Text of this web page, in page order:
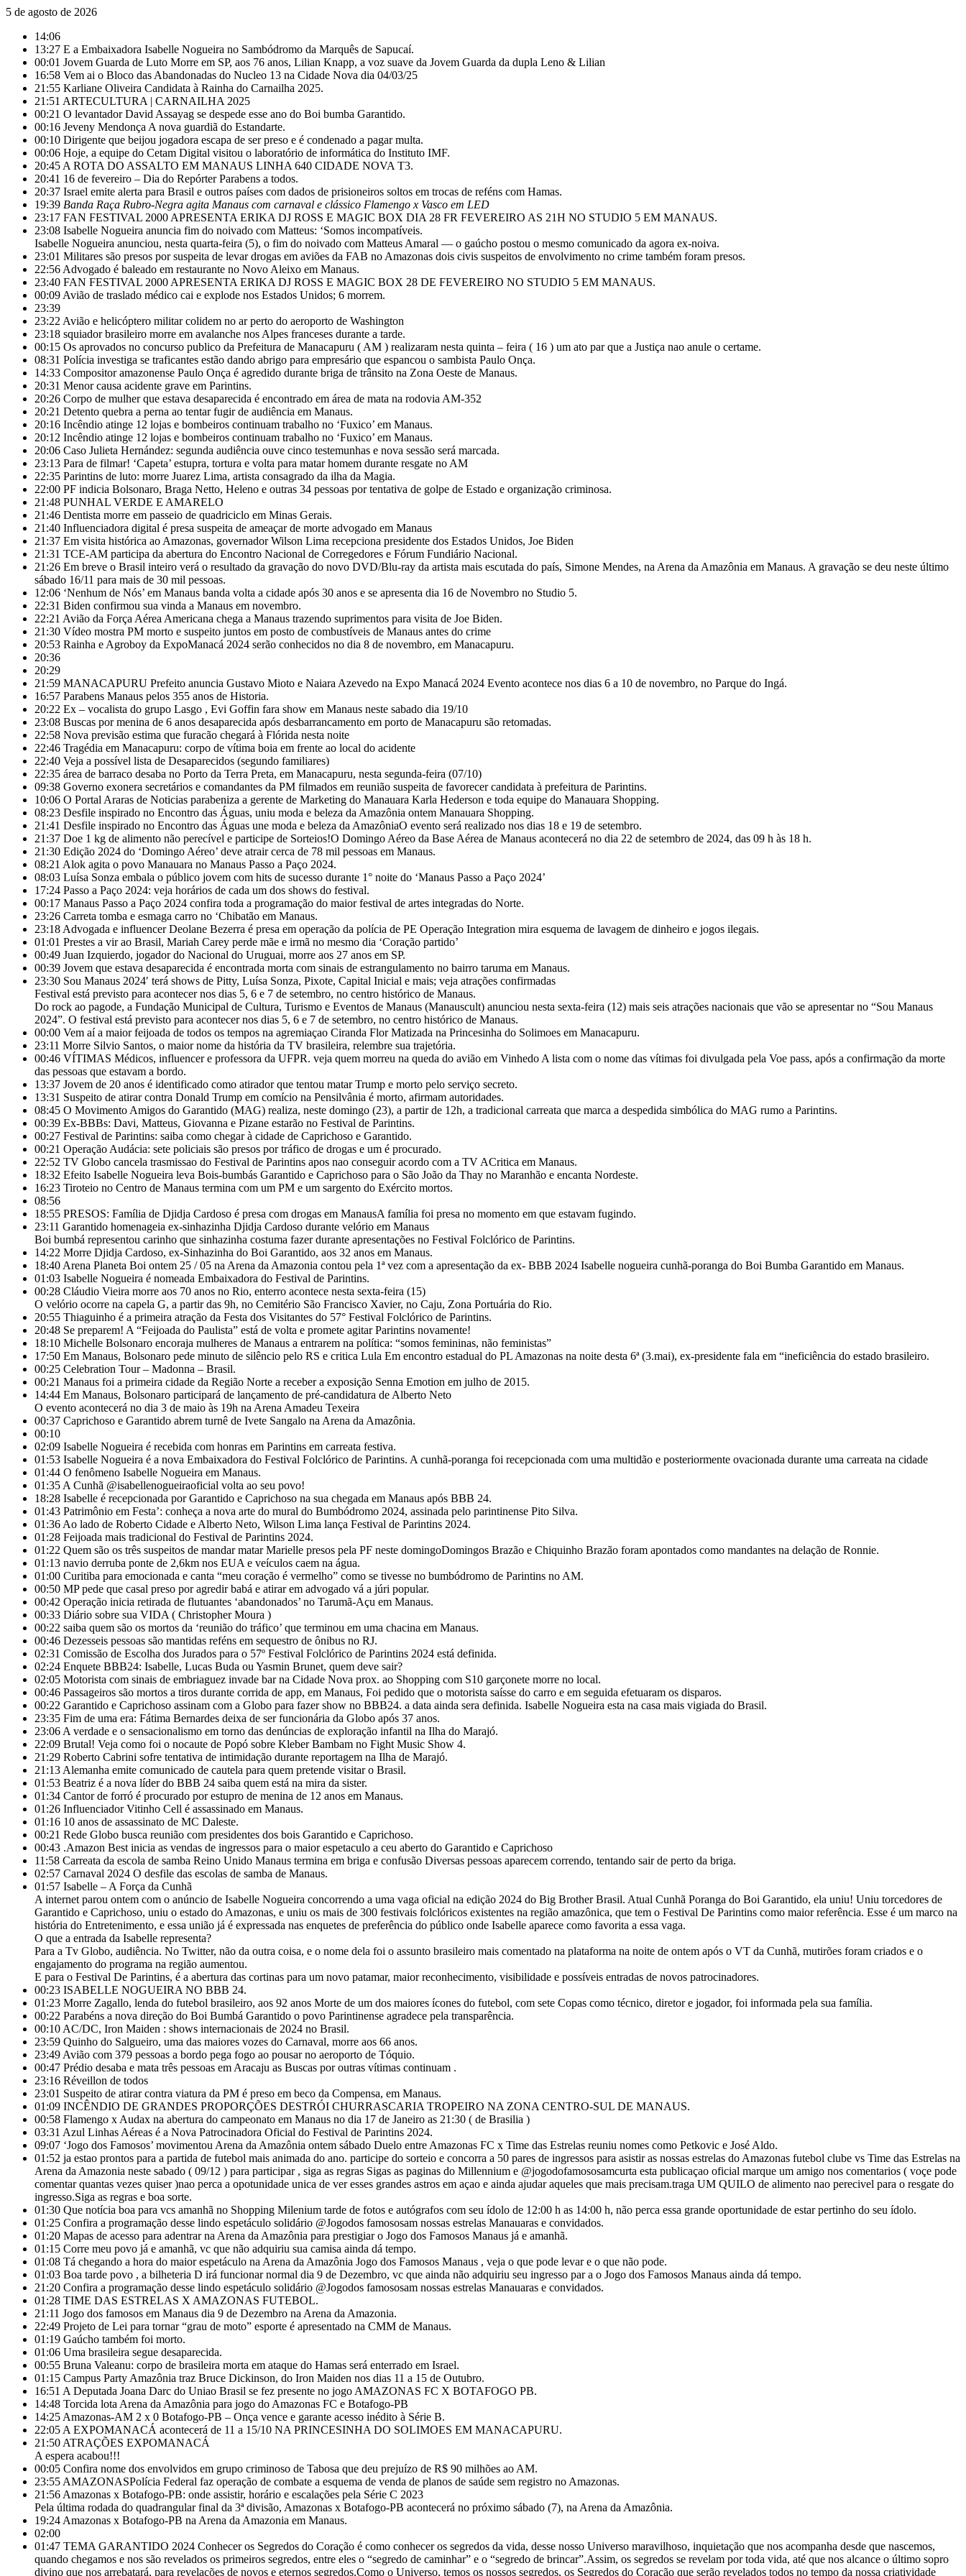
5 de agosto de 2026
14:06
13:27 E a Embaixadora Isabelle Nogueira no Sambódromo da Marquês de Sapucaí.
00:01 Jovem Guarda de Luto Morre em SP, aos 76 anos, Lilian Knapp, a voz suave da Jovem Guarda da dupla Leno & Lilian
16:58 Vem ai o Bloco das Abandonadas do Nucleo 13 na Cidade Nova dia 04/03/25
21:55 Karliane Oliveira Candidata à Rainha do Carnailha 2025.
21:51 ARTECULTURA | CARNAILHA 2025
00:21 O levantador David Assayag se despede esse ano do Boi bumba Garantido.
00:16 Jeveny Mendonça A nova guardiã do Estandarte.
00:10 Dirigente que beijou jogadora escapa de ser preso e é condenado a pagar multa.
00:06 Hoje, a equipe do Cetam Digital visitou o laboratório de informática do Instituto IMF.
20:45 A ROTA DO ASSALTO EM MANAUS LINHA 640 CIDADE NOVA T3.
20:41 16 de fevereiro – Dia do Repórter Parabens a todos.
20:37 Israel emite alerta para Brasil e outros países com dados de prisioneiros soltos em trocas de reféns com Hamas.
19:39 Banda Raça Rubro-Negra agita Manaus com carnaval e clássico Flamengo x Vasco em LED
23:17 FAN FESTIVAL 2000 APRESENTA ERIKA DJ ROSS E MAGIC BOX DIA 28 FR FEVEREIRO AS 21H NO STUDIO 5 EM MANAUS.
23:08 Isabelle Nogueira anuncia fim do noivado com Matteus: ‘Somos incompatíveis.
Isabelle Nogueira anunciou, nesta quarta-feira (5), o fim do noivado com Matteus Amaral — o gaúcho postou o mesmo comunicado da agora ex-noiva.
23:01 Militares são presos por suspeita de levar drogas em aviões da FAB no Amazonas dois civis suspeitos de envolvimento no crime também foram presos.
22:56 Advogado é baleado em restaurante no Novo Aleixo em Manaus.
23:40 FAN FESTIVAL 2000 APRESENTA ERIKA DJ ROSS E MAGIC BOX 28 DE FEVEREIRO NO STUDIO 5 EM MANAUS.
00:09 Avião de traslado médico cai e explode nos Estados Unidos; 6 morrem.
23:39
23:22 Avião e helicóptero militar colidem no ar perto do aeroporto de Washington
23:18 squiador brasileiro morre em avalanche nos Alpes franceses durante a tarde.
00:15 Os aprovados no concurso publico da Prefeitura de Manacapuru ( AM ) realizaram nesta quinta – feira ( 16 ) um ato par que a Justiça nao anule o certame.
08:31 Polícia investiga se traficantes estão dando abrigo para empresário que espancou o sambista Paulo Onça.
14:33 Compositor amazonense Paulo Onça é agredido durante briga de trânsito na Zona Oeste de Manaus.
20:31 Menor causa acidente grave em Parintins.
20:26 Corpo de mulher que estava desaparecida é encontrado em área de mata na rodovia AM-352
20:21 Detento quebra a perna ao tentar fugir de audiência em Manaus.
20:16 Incêndio atinge 12 lojas e bombeiros continuam trabalho no ‘Fuxico’ em Manaus.
20:12 Incêndio atinge 12 lojas e bombeiros continuam trabalho no ‘Fuxico’ em Manaus.
20:06 Caso Julieta Hernández: segunda audiência ouve cinco testemunhas e nova sessão será marcada.
23:13 Para de filmar! ‘Capeta’ estupra, tortura e volta para matar homem durante resgate no AM
22:35 Parintins de luto: morre Juarez Lima, artista consagrado da ilha da Magia.
22:00 PF indicia Bolsonaro, Braga Netto, Heleno e outras 34 pessoas por tentativa de golpe de Estado e organização criminosa.
21:48 PUNHAL VERDE E AMARELO
21:46 Dentista morre em passeio de quadriciclo em Minas Gerais.
21:40 Influenciadora digital é presa suspeita de ameaçar de morte advogado em Manaus
21:37 Em visita histórica ao Amazonas, governador Wilson Lima recepciona presidente dos Estados Unidos, Joe Biden
21:31 TCE-AM participa da abertura do Encontro Nacional de Corregedores e Fórum Fundiário Nacional.
21:26 Em breve o Brasil inteiro verá o resultado da gravação do novo DVD/Blu-ray da artista mais escutada do país, Simone Mendes, na Arena da Amazônia em Manaus. A gravação se deu neste último
sábado 16/11 para mais de 30 mil pessoas.
12:06 ‘Nenhum de Nós’ em Manaus banda volta a cidade após 30 anos e se apresenta dia 16 de Novembro no Studio 5.
22:31 Biden confirmou sua vinda a Manaus em novembro.
22:21 Avião da Força Aérea Americana chega a Manaus trazendo suprimentos para visita de Joe Biden.
21:30 Vídeo mostra PM morto e suspeito juntos em posto de combustíveis de Manaus antes do crime
20:53 Rainha e Agroboy da ExpoManacá 2024 serão conhecidos no dia 8 de novembro, em Manacapuru.
20:36
20:29
21:59 MANACAPURU Prefeito anuncia Gustavo Mioto e Naiara Azevedo na Expo Manacá 2024 Evento acontece nos dias 6 a 10 de novembro, no Parque do Ingá.
16:57 Parabens Manaus pelos 355 anos de Historia.
20:22 Ex – vocalista do grupo Lasgo , Evi Goffin fara show em Manaus neste sabado dia 19/10
23:08 Buscas por menina de 6 anos desaparecida após desbarrancamento em porto de Manacapuru são retomadas.
22:58 Nova previsão estima que furacão chegará à Flórida nesta noite
22:46 Tragédia em Manacapuru: corpo de vítima boia em frente ao local do acidente
22:40 Veja a possível lista de Desaparecidos (segundo familiares)
22:35 área de barraco desaba no Porto da Terra Preta, em Manacapuru, nesta segunda-feira (07/10)
09:38 Governo exonera secretários e comandantes da PM filmados em reunião suspeita de favorecer candidata à prefeitura de Parintins.
10:06 O Portal Araras de Noticias parabeniza a gerente de Marketing do Manauara Karla Hederson e toda equipe do Manauara Shopping.
08:23 Desfile inspirado no Encontro das Águas, uniu moda e beleza da Amazônia ontem Manauara Shopping.
21:41 Desfile inspirado no Encontro das Águas une moda e beleza da AmazôniaO evento será realizado nos dias 18 e 19 de setembro.
21:37 Doe 1 kg de alimento não perecível e participe de Sorteios!​O Domingo Aéreo da Base Aérea de Manaus acontecerá no dia 22 de setembro de 2024, das 09 h às 18 h.
21:30 Edição 2024 do ‘Domingo Aéreo’ deve atrair cerca de 78 mil pessoas em Manaus.
08:21 Alok agita o povo Manauara no Manaus Passo a Paço 2024.
08:03 Luísa Sonza embala o público jovem com hits de sucesso durante 1° noite do ‘Manaus Passo a Paço 2024’
17:24 Passo a Paço 2024: veja horários de cada um dos shows do festival.
00:17 Manaus Passo a Paço 2024 confira toda a programação do maior festival de artes integradas do Norte.
23:26 Carreta tomba e esmaga carro no ‘Chibatão em Manaus.
23:18 Advogada e influencer Deolane Bezerra é presa em operação da polícia de PE Operação Integration mira esquema de lavagem de dinheiro e jogos ilegais.
01:01 Prestes a vir ao Brasil, Mariah Carey perde mãe e irmã no mesmo dia ‘Coração partido’
00:49 Juan Izquierdo, jogador do Nacional do Uruguai, morre aos 27 anos em SP.
00:39 Jovem que estava desaparecida é encontrada morta com sinais de estrangulamento no bairro taruma em Manaus.
23:30 Sou Manaus 2024′ terá shows de Pitty, Luísa Sonza, Pixote, Capital Inicial e mais; veja atrações confirmadas
Festival está previsto para acontecer nos dias 5, 6 e 7 de setembro, no centro histórico de Manaus.
Do rock ao pagode, a Fundação Municipal de Cultura, Turismo e Eventos de Manaus (Manauscult) anunciou nesta sexta-feira (12) mais seis atrações nacionais que vão se apresentar no “Sou Manaus
2024”. O festival está previsto para acontecer nos dias 5, 6 e 7 de setembro, no centro histórico de Manaus.
00:00 Vem aí a maior feijoada de todos os tempos na agremiaçao Ciranda Flor Matizada na Princesinha do Solimoes em Manacapuru.
23:11 Morre Silvio Santos, o maior nome da história da TV brasileira, relembre sua trajetória.
00:46 VÍTIMAS Médicos, influencer e professora da UFPR. veja quem morreu na queda do avião em Vinhedo A lista com o nome das vítimas foi divulgada pela Voe pass, após a confirmação da morte
das pessoas que estavam a bordo.
13:37 Jovem de 20 anos é identificado como atirador que tentou matar Trump e morto pelo serviço secreto.
13:31 Suspeito de atirar contra Donald Trump em comício na Pensilvânia é morto, afirmam autoridades.
08:45 O Movimento Amigos do Garantido (MAG) realiza, neste domingo (23), a partir de 12h, a tradicional carreata que marca a despedida simbólica do MAG rumo a Parintins.
00:39 Ex-BBBs: Davi, Matteus, Giovanna e Pizane estarão no Festival de Parintins.
00:27 Festival de Parintins: saiba como chegar à cidade de Caprichoso e Garantido.
00:21 Operação Audácia: sete policiais são presos por tráfico de drogas e um é procurado.
22:52 TV Globo cancela trasmissao do Festival de Parintins apos nao conseguir acordo com a TV ACritica em Manaus.
18:32 Efeito Isabelle Nogueira leva Bois-bumbás Garantido e Caprichoso para o São João da Thay no Maranhão e encanta Nordeste.
16:23 Tiroteio no Centro de Manaus termina com um PM e um sargento do Exército mortos.
08:56
18:55 PRESOS: Família de Djidja Cardoso é presa com drogas em ManausA família foi presa no momento em que estavam fugindo.
23:11 Garantido homenageia ex-sinhazinha Djidja Cardoso durante velório em Manaus
Boi bumbá representou carinho que sinhazinha costuma fazer durante apresentações no Festival Folclórico de Parintins.
14:22 Morre Djidja Cardoso, ex-Sinhazinha do Boi Garantido, aos 32 anos em Manaus.
18:40 Arena Planeta Boi ontem 25 / 05 na Arena da Amazonia contou pela 1ª vez com a apresentação da ex- BBB 2024 Isabelle nogueira cunhã-poranga do Boi Bumba Garantido em Manaus.
01:03 Isabelle Nogueira é nomeada Embaixadora do Festival de Parintins.
00:28 Cláudio Vieira morre aos 70 anos no Rio, enterro acontece nesta sexta-feira (15)
O velório ocorre na capela G, a partir das 9h, no Cemitério São Francisco Xavier, no Caju, Zona Portuária do Rio.
20:55 Thiaguinho é a primeira atração da Festa dos Visitantes do 57° Festival Folclórico de Parintins.
20:48 Se preparem! A “Feijoada do Paulista” está de volta e promete agitar Parintins novamente!
18:10 Michelle Bolsonaro encoraja mulheres de Manaus a entrarem na política: “somos femininas, não feministas”
17:50 Em Manaus, Bolsonaro pede minuto de silêncio pelo RS e critica Lula Em encontro estadual do PL Amazonas na noite desta 6ª (3.mai), ex-presidente fala em “ineficiência do estado brasileiro.
00:25 Celebration Tour – Madonna – Brasil.
00:21 Manaus foi a primeira cidade da Região Norte a receber a exposição Senna Emotion em julho de 2015.
14:44 Em Manaus, Bolsonaro participará de lançamento de pré-candidatura de Alberto Neto
O evento acontecerá no dia 3 de maio às 19h na Arena Amadeu Texeira
00:37 Caprichoso e Garantido abrem turnê de Ivete Sangalo na Arena da Amazônia.
00:10
02:09 Isabelle Nogueira é recebida com honras em Parintins em carreata festiva.
01:53 Isabelle Nogueira é a nova Embaixadora do Festival Folclórico de Parintins. A cunhã-poranga foi recepcionada com uma multidão e posteriormente ovacionada durante uma carreata na cidade
01:44 O fenômeno Isabelle Nogueira em Manaus.
01:35 A Cunhã @isabellenogueiraoficial volta ao seu povo!
18:28 Isabelle é recepcionada por Garantido e Caprichoso na sua chegada em Manaus após BBB 24.
01:43 Patrimônio em Festa’: conheça a nova arte do mural do Bumbódromo 2024, assinada pelo parintinense Pito Silva.
01:36 Ao lado de Roberto Cidade e Alberto Neto, Wilson Lima lança Festival de Parintins 2024.
01:28 Feijoada mais tradicional do Festival de Parintins 2024.
01:22 Quem são os três suspeitos de mandar matar Marielle presos pela PF neste domingoDomingos Brazão e Chiquinho Brazão foram apontados como mandantes na delação de Ronnie.
01:13 navio derruba ponte de 2,6km nos EUA e veículos caem na água.
01:00 Curitiba para emocionada e canta “meu coração é vermelho” como se tivesse no bumbódromo de Parintins no AM.
00:50 MP pede que casal preso por agredir babá e atirar em advogado vá a júri popular.
00:42 Operação inicia retirada de flutuantes ‘abandonados’ no Tarumã-Açu em Manaus.
00:33 Diário sobre sua VIDA ( Christopher Moura )
00:22 saiba quem são os mortos da ‘reunião do tráfico’ que terminou em uma chacina em Manaus.
00:46 Dezesseis pessoas são mantidas reféns em sequestro de ônibus no RJ.
02:31 Comissão de Escolha dos Jurados para o 57º Festival Folclórico de Parintins 2024 está definida.
02:24 Enquete BBB24: Isabelle, Lucas Buda ou Yasmin Brunet, quem deve sair?
02:05 Motorista com sinais de embriaguez invade bar na Cidade Nova prox. ao Shopping com S10 garçonete morre no local.
00:46 Passageiros são mortos a tiros durante corrida de app, em Manaus, Foi pedido que o motorista saísse do carro e em seguida efetuaram os disparos.
00:22 Garantido e Caprichoso assinam com a Globo para fazer show no BBB24. a data ainda sera definida. Isabelle Nogueira esta na casa mais vigiada do Brasil.
23:35 Fim de uma era: Fátima Bernardes deixa de ser funcionária da Globo após 37 anos.
23:06 A verdade e o sensacionalismo em torno das denúncias de exploração infantil na Ilha do Marajó.
22:09 Brutal! Veja como foi o nocaute de Popó sobre Kleber Bambam no Fight Music Show 4.
21:29 Roberto Cabrini sofre tentativa de intimidação durante reportagem na Ilha de Marajó.
21:13 Alemanha emite comunicado de cautela para quem pretende visitar o Brasil.
01:53 Beatriz é a nova líder do BBB 24 saiba quem está na mira da sister.
01:34 Cantor de forró é procurado por estupro de menina de 12 anos em Manaus.
01:26 Influenciador Vitinho Cell é assassinado em Manaus.
01:16 10 anos de assassinato de MC Daleste.
00:21 Rede Globo busca reunião com presidentes dos bois Garantido e Caprichoso.
00:43 .Amazon Best inicia as vendas de ingressos para o maior espetaculo a ceu aberto do Garantido e Caprichoso
11:58 Carreata da escola de samba Reino Unido Manaus termina em briga e confusão Diversas pessoas aparecem correndo, tentando sair de perto da briga.
02:57 Carnaval 2024 O desfile das escolas de samba de Manaus.
01:57 Isabelle – A Força da Cunhã
A internet parou ontem com o anúncio de Isabelle Nogueira concorrendo a uma vaga oficial na edição 2024 do Big Brother Brasil. Atual Cunhã Poranga do Boi Garantido, ela uniu! Uniu torcedores de
Garantido e Caprichoso, uniu o estado do Amazonas, e uniu os mais de 300 festivais folclóricos existentes na região amazônica, que tem o Festival De Parintins como maior referência. Esse é um marco na
história do Entretenimento, e essa união já é expressada nas enquetes de preferência do público onde Isabelle aparece como favorita a essa vaga.
O que a entrada da Isabelle representa?
Para a Tv Globo, audiência. No Twitter, não da outra coisa, e o nome dela foi o assunto brasileiro mais comentado na plataforma na noite de ontem após o VT da Cunhã, mutirões foram criados e o
engajamento do programa na região aumentou.
E para o Festival De Parintins, é a abertura das cortinas para um novo patamar, maior reconhecimento, visibilidade e possíveis entradas de novos patrocinadores.
00:23 ISABELLE NOGUEIRA NO BBB 24.
01:23 Morre Zagallo, lenda do futebol brasileiro, aos 92 anos Morte de um dos maiores ícones do futebol, com sete Copas como técnico, diretor e jogador, foi informada pela sua família.
00:22 Parabéns a nova direção do Boi Bumbá Garantido o povo Parintinense agradece pela transparência.
00:10 AC/DC, Iron Maiden : shows internacionais de 2024 no Brasil.
23:59 Quinho do Salgueiro, uma das maiores vozes do Carnaval, morre aos 66 anos.
23:49 Avião com 379 pessoas a bordo pega fogo ao pousar no aeroporto de Tóquio.
00:47 Prédio desaba e mata três pessoas em Aracaju as Buscas por outras vítimas continuam .
23:16 Réveillon de todos
23:01 Suspeito de atirar contra viatura da PM é preso em beco da Compensa, em Manaus.
01:09 INCÊNDIO DE GRANDES PROPORÇÕES DESTRÓI CHURRASCARIA TROPEIRO NA ZONA CENTRO-SUL DE MANAUS.
00:58 Flamengo x Audax na abertura do campeonato em Manaus no dia 17 de Janeiro as 21:30 ( de Brasilia )
03:31 Azul Linhas Aéreas é a Nova Patrocinadora Oficial do Festival de Parintins 2024.
09:07 ‘Jogo dos Famosos’ movimentou Arena da Amazônia ontem sábado Duelo entre Amazonas FC x Time das Estrelas reuniu nomes como Petkovic e José Aldo.
01:52 ja estao prontos para a partida de futebol mais animada do ano. participe do sorteio e concorra a 50 pares de ingressos para asistir as nossas estrelas do Amazonas futebol clube vs Time das Estrelas na
Arena da Amazonia neste sabado ( 09/12 ) para participar , siga as regras Sigas as paginas do Millennium e @jogodofamososamcurta esta publicaçao oficial marque um amigo nos comentarios ( voçe pode
comentar quantas vezes quiser )nao perca a opotunidade unica de ver esses grandes astros em açao e ainda ajudar aqueles que mais precisam.traga UM QUILO de alimento nao perecivel para o resgate do
ingresso.Siga as regras e boa sorte.
01:30 Que notícia boa para vcs amanhã no Shopping Milenium tarde de fotos e autógrafos com seu ídolo de 12:00 h as 14:00 h, não perca essa grande oportunidade de estar pertinho do seu ídolo.
01:25 Confira a programação desse lindo espetáculo solidário @Jogodos famososam nossas estrelas Manauaras e convidados.
01:20 Mapas de acesso para adentrar na Arena da Amazônia para prestigiar o Jogo dos Famosos Manaus já e amanhã.
01:15 Corre meu povo já e amanhã, vc que não adquiriu sua camisa ainda dá tempo.
01:08 Tá chegando a hora do maior espetáculo na Arena da Amazônia Jogo dos Famosos Manaus , veja o que pode levar e o que não pode.
01:03 Boa tarde povo , a bilheteria D irá funcionar normal dia 9 de Dezembro, vc que ainda não adquiriu seu ingresso par a o Jogo dos Famosos Manaus ainda dá tempo.
21:20 Confira a programação desse lindo espetáculo solidário @Jogodos famososam nossas estrelas Manauaras e convidados.
01:28 TIME DAS ESTRELAS X AMAZONAS FUTEBOL.
21:11 Jogo dos famosos em Manaus dia 9 de Dezembro na Arena da Amazonia.
22:49 Projeto de Lei para tornar “grau de moto” esporte é apresentado na CMM de Manaus.
01:19 Gaúcho também foi morto.
01:06 Uma brasileira segue desaparecida.
00:55 Bruna Valeanu: corpo de brasileira morta em ataque do Hamas será enterrado em Israel.
01:15 Campus Party Amazônia traz Bruce Dickinson, do Iron Maiden nos dias 11 a 15 de Outubro.
16:51 A Deputada Joana Darc do Uniao Brasil se fez presente no jogo AMAZONAS FC X BOTAFOGO PB.
14:48 Torcida lota Arena da Amazônia para jogo do Amazonas FC e Botafogo-PB
14:25 Amazonas-AM 2 x 0 Botafogo-PB – Onça vence e garante acesso inédito à Série B.
22:05 A EXPOMANACÁ acontecerá de 11 a 15/10 NA PRINCESINHA DO SOLIMOES EM MANACAPURU.
21:50 ATRAÇÕES EXPOMANACÁ
A espera acabou!!!
00:05 Confira nome dos envolvidos em grupo criminoso de Tabosa que deu prejuízo de R$ 90 milhões ao AM.
23:55 AMAZONASPolícia Federal faz operação de combate a esquema de venda de planos de saúde sem registro no Amazonas.
21:56 Amazonas x Botafogo-PB: onde assistir, horário e escalações pela Série C 2023
Pela última rodada do quadrangular final da 3ª divisão, Amazonas x Botafogo-PB acontecerá no próximo sábado (7), na Arena da Amazônia.
19:24 Amazonas x Botafogo-PB na Arena da Amazonia em Manaus.
02:00
01:47 TEMA GARANTIDO 2024 Conhecer os Segredos do Coração é como conhecer os segredos da vida, desse nosso Universo maravilhoso, inquietação que nos acompanha desde que nascemos,
quando chegamos e nos são revelados os primeiros segredos, entre eles o “segredo de caminhar” e o “segredo de brincar”.Assim, os segredos se revelam por toda vida, até que nos alcance o último sopro
divino que nos arrebatará, para revelações de novos e eternos segredos.Como o Universo, temos os nossos segredos, os Segredos do Coração que serão revelados todos no tempo da nossa criatividade